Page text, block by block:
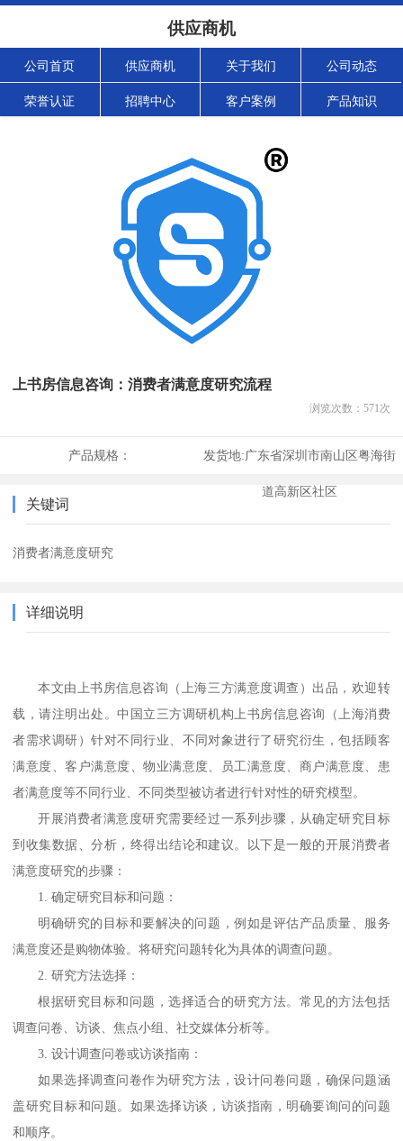
供应商机
公司首页 供应商机 关于我们 公司动态
荣誉认证 招聘中心 客户案例 产品知识
上书房信息咨询：消费者满意度研究流程
浏览次数： 571次
产品规格： 发货地:广东省深圳市南山区粤海街
道高新区社区
关键词
消费者满意度研究
详细说明
本文由上书房信息咨询（ 上海三方满意度调查 ）出品，欢迎转
载，请注明出处。中国立三方调研机构上书房信息咨询
（上海消费
者需求调研）针对不同行业、不同对象进行了研究衍生，包括顾客
满意度、客户满意度、物业满意度、员工满意度、商户满意度、患
者满意度等不同行业、不同类型被访者进行针对性的研究模型。
开展消费者满意度研究需要经过一系列步骤，从确定研究目标
到收集数据、分析，终得出结论和建议。以下是一般的开展消费者
满意度研究的步骤：
1.确定研究目标和问题：
明确研究的目标和要解决的问题，例如是评估产品质量、服务
满意度还是购物体验。将研究问题转化为具体的调查问题。
2.研究方法选择：
根据研究目标和问题，选择适合的研究方法。常见的方法包括
调查问卷、访谈、焦点小组、社交媒体分析等。
3.设计调查问卷或访谈指南：
如果选择调查问卷作为研究方法，设计问卷问题，确保问题涵
盖研究目标和问题。如果选择访谈，访谈指南，明确要询问的问题
和顺序。